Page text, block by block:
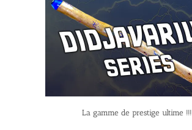
La gamme de prestige ultime !!!